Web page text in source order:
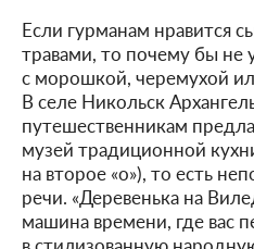
Если гурманам нравится
травами, то почему бы не
с морошкой, черемухой
В селе Никольск
путешественникам
музей традиционной
на второе «о»), то есть
речи. «Деревенька на
машина времени, где вас